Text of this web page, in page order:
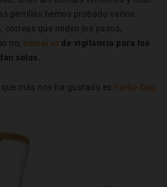
perrillas hemos probado varios:
que miden los pasos,
no, cámaras de vigilancia para los
solas.
más nos ha gustado es Furbo Dog